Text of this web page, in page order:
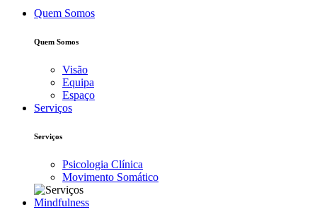
Quem Somos
Quem Somos
Visão
Equipa
Espaço
Serviços
Serviços
Psicologia Clínica
Movimento Somático
Mindfulness